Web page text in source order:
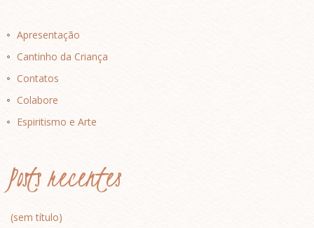
Apresentação
Cantinho da Criança
Contatos
Colabore
Espiritismo e Arte
Posts recentes
(sem título)